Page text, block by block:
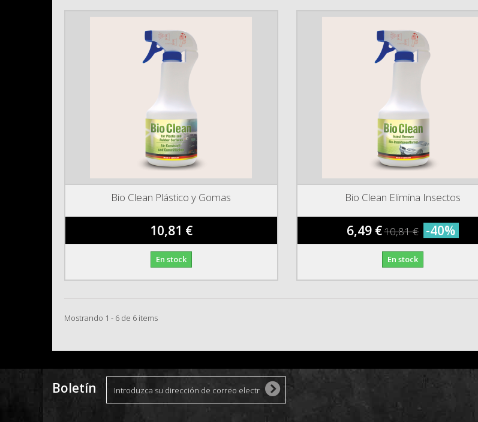
Bio Clean Plástico y Gomas
10,81 €
En stock
Bio Clean Elimina Insectos
6,49 €10,81 € -40%
En stock
Mostrando 1 - 6 de 6 items
Boletín